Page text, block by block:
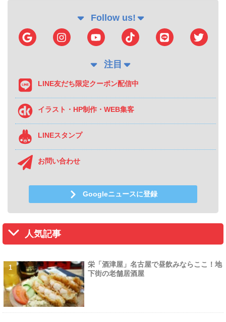
Follow us!
注目
LINE友だち限定クーポン配信中
イラスト・HP制作・WEB集客
LINEスタンプ
お問い合わせ
Googleニュースに登録
人気記事
栄「酒津屋」名古屋で昼飲みならここ！地
下街の老舗居酒屋